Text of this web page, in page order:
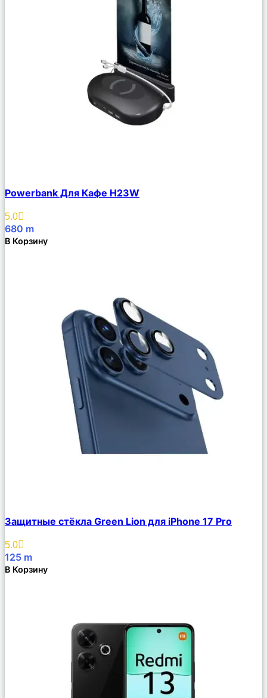
Описание
Избранное
Powerbank Для Кафе H23W
5.0
680 m
В Корзину
Описание
Избранное
Защитные стёкла Green Lion для iPhone 17 Pro
5.0
125 m
В Корзину